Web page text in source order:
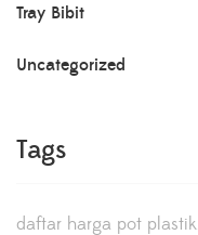
Tray Bibit
Uncategorized
Tags
daftar harga pot plastik